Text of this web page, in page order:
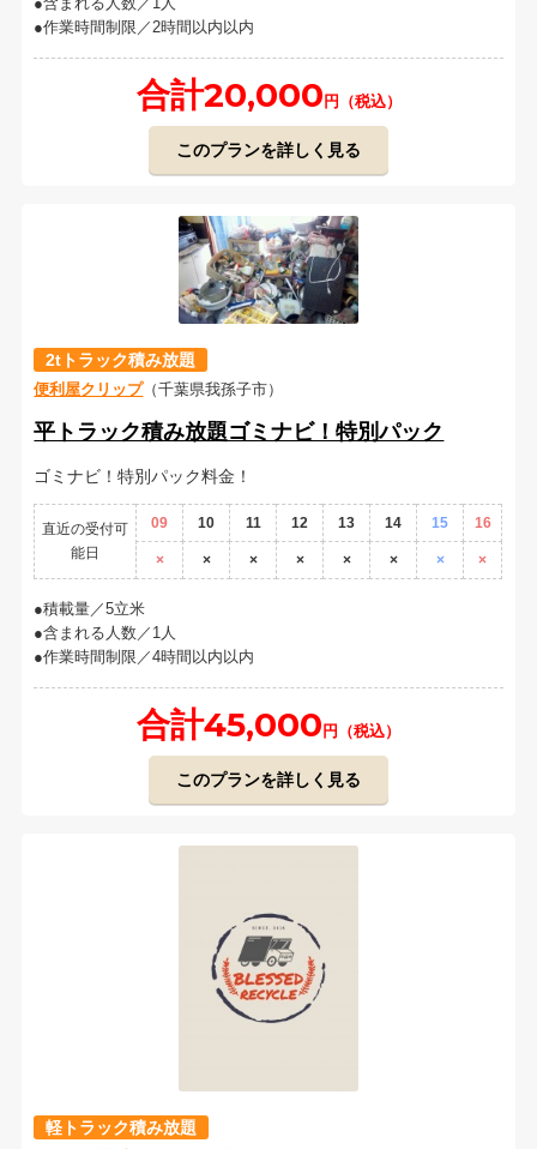
作業時間制限／2時間以内以内
合計20,000 円（税込）
このプランを詳しく見る
2tトラック積み放題
便利屋クリップ（千葉県我孫子市）
平トラック積み放題ゴミナビ！特別パック
ゴミナビ！特別パック料金！
直近の受付可
能日
09 10 11 12 13 14 15 16
× × × × × × × ×
積載量／5立米
含まれる人数／1人
作業時間制限／4時間以内以内
合計45,000 円（税込）
このプランを詳しく見る
軽トラック積み放題